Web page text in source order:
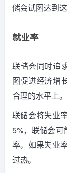
储会试图达到
就业率
联储会同时追
图促进经济增
合理的水平上。
联储会将失业
5%，联储会可
率。 如果失业
过热。